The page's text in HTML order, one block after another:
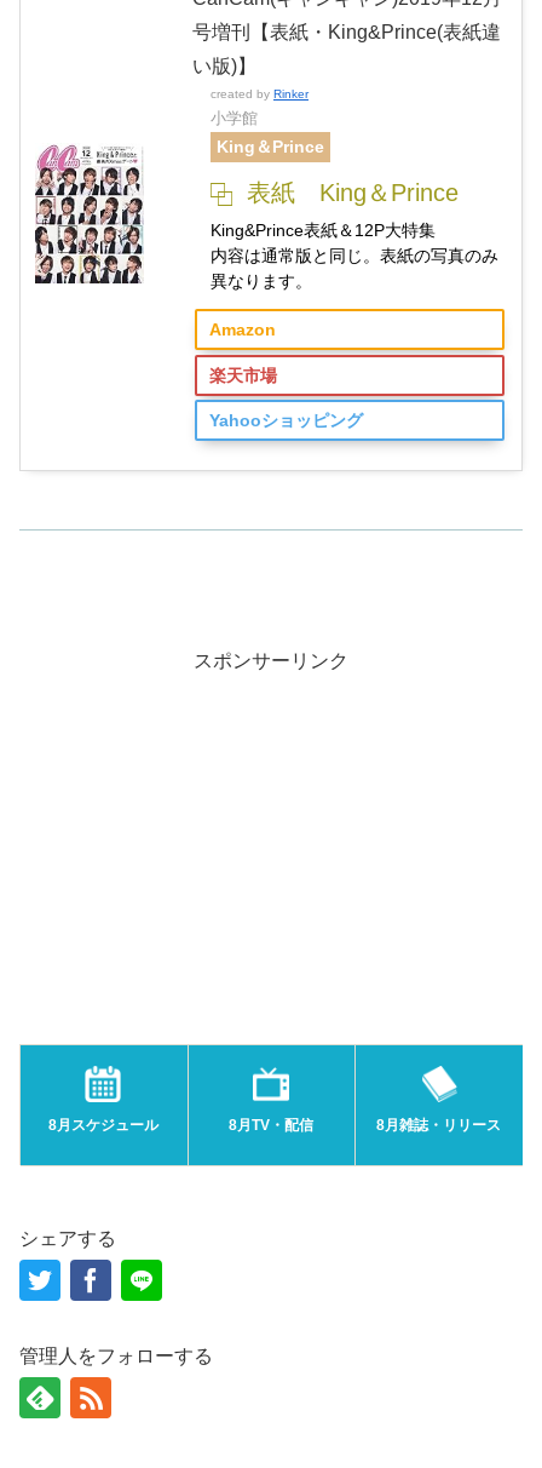
号増刊【表紙・King&Prince(表紙違
い版)】
created by Rinker
小学館
King＆Prince
表紙 King＆Prince
King&Prince表紙＆12P大特集
内容は通常版と同じ。表紙の写真のみ
異なります。
Amazon
楽天市場
Yahooショッピング
スポンサーリンク
8月スケジュール 8月TV・配信 8月雑誌・リリース
シェアする
管理人をフォローする